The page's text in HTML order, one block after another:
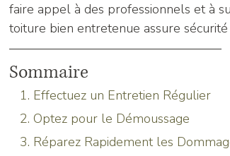
faire appel à des professionnels et à
toiture bien entretenue assure
Sommaire
   1. Effectuez un Entretien Régulier
   2. Optez pour le Démoussage
3. Réparez Rapidement les